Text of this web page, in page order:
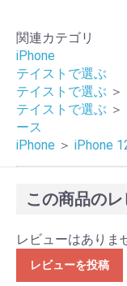
関連カテゴリ
iPhone
テイストで選ぶ
テイストで選ぶ ＞
テイストで選ぶ ＞
ース
iPhone ＞ iPhone
この商品の
レビューはありま
レビューを投稿